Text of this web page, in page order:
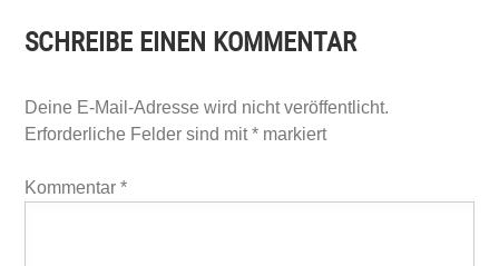
SCHREIBE EINEN KOMMENTAR
Deine E-Mail-Adresse wird nicht veröffentlicht.
Erforderliche Felder sind mit* markiert
Kommentar*